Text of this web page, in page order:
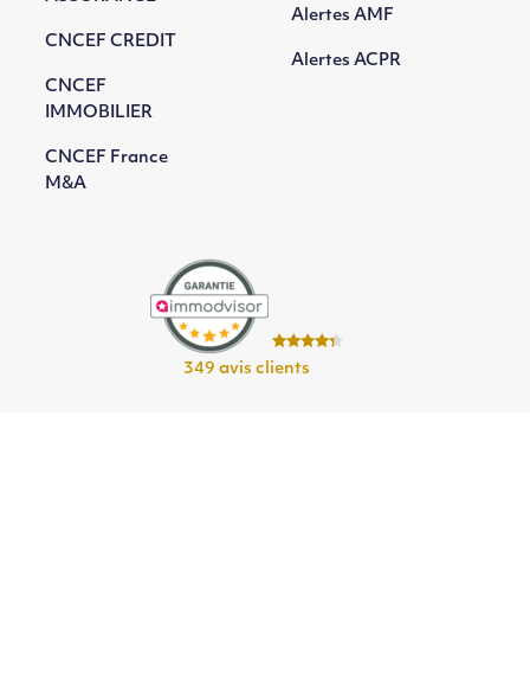
349 avis clients
CNCEF CREDIT
CNCEF
IMMOBILIER
CNCEF France
M&A
Alertes AMF
Alertes ACPR